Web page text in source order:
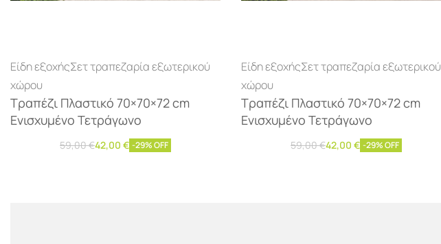
Είδη εξοχήςΣετ τραπεζαρία εξωτερικού
χώρου
Τραπέζι Πλαστικό 70×70×72 cm
Ενισχυμένο Τετράγωνο
59,00€42,00 € -29% OFF
Είδη εξοχήςΣετ τραπεζαρία εξωτερικού
χώρου
Τραπέζι Πλαστικό 70×70×72 cm
Ενισχυμένο Τετράγωνο
59,00€42,00 € -29% OFF